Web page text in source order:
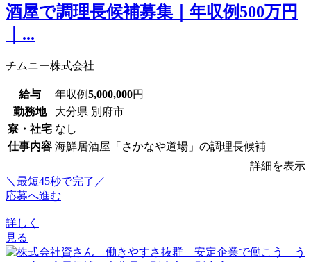
酒屋で調理長候補募集｜年収例500万円
｜...
チムニー株式会社
給与 年収例5,000,000円
勤務地
大分県 別府市
寮・社宅 なし
仕事内容 海鮮居酒屋「さかなや道場」の調理長候補
詳細を表示
＼最短45秒で完了／
応募へ進む
詳しく
見る